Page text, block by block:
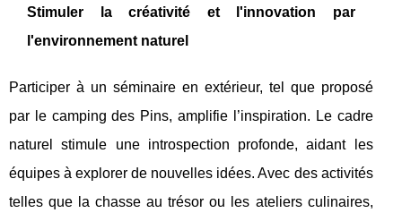
Stimuler la créativité et l'innovation par
l'environnement naturel
Participer à un séminaire en extérieur, tel que proposé
par le camping des Pins, amplifie l’inspiration. Le cadre
naturel stimule une introspection profonde, aidant les
équipes à explorer de nouvelles idées. Avec des activités
telles que la chasse au trésor ou les ateliers culinaires,